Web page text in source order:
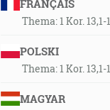
FRANÇAIS
Thema: 1 Kor.
POLSKI
Thema: 1 Kor.
MAGYAR